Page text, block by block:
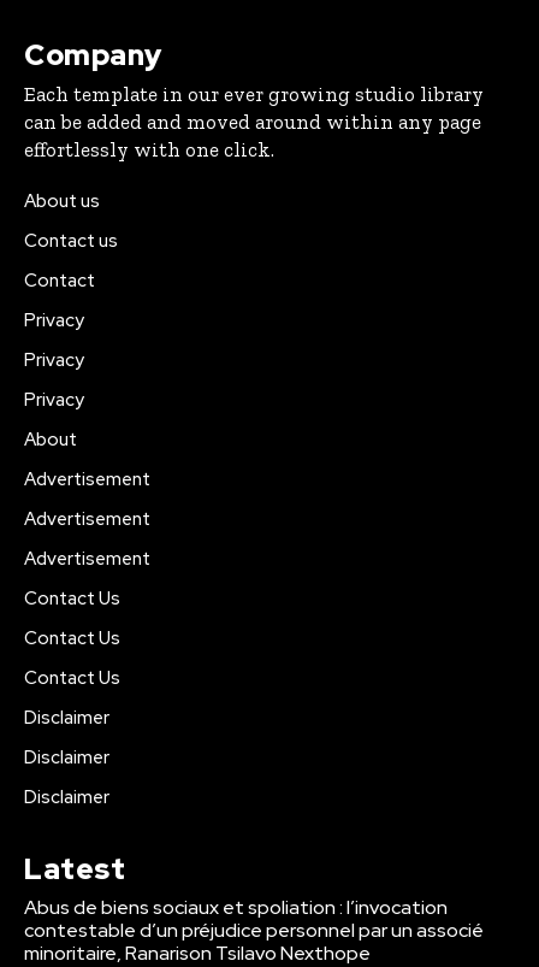
Company
Each template in our ever growing studio library
can be added and moved around within any page
effortlessly with one click.
About us
Contact us
Contact
Privacy
Privacy
Privacy
About
Advertisement
Advertisement
Advertisement
Contact Us
Contact Us
Contact Us
Disclaimer
Disclaimer
Disclaimer
Latest
Abus de biens sociaux et spoliation : l’invocation
contestable d’un préjudice personnel par un associé
minoritaire, Ranarison Tsilavo Nexthope